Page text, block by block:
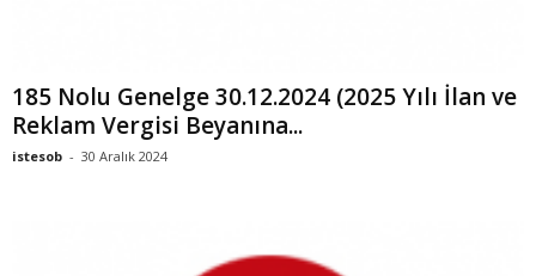
185 Nolu Genelge 30.12.2024 (2025 Yılı İlan ve
Reklam Vergisi Beyanına...
istesob - 30 Aralık 2024